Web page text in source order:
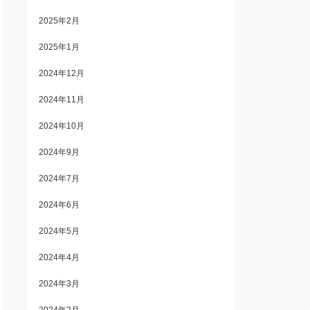
2025年2月
2025年1月
2024年12月
2024年11月
2024年10月
2024年9月
2024年7月
2024年6月
2024年5月
2024年4月
2024年3月